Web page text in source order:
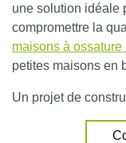
une solution idéale
compromettre la
maisons à ossature
petites maisons en
Un projet de